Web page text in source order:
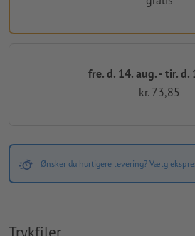
fre. d. 14. aug. - tir. d.
kr. 73,85
Ønsker du hurtigere levering? Vælg
Trykfiler